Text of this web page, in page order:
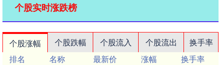
个股实时涨跌榜
个股涨幅 个股跌幅 个股流入 个股流出
换手率
排名
名称 最新价 涨幅
换手率